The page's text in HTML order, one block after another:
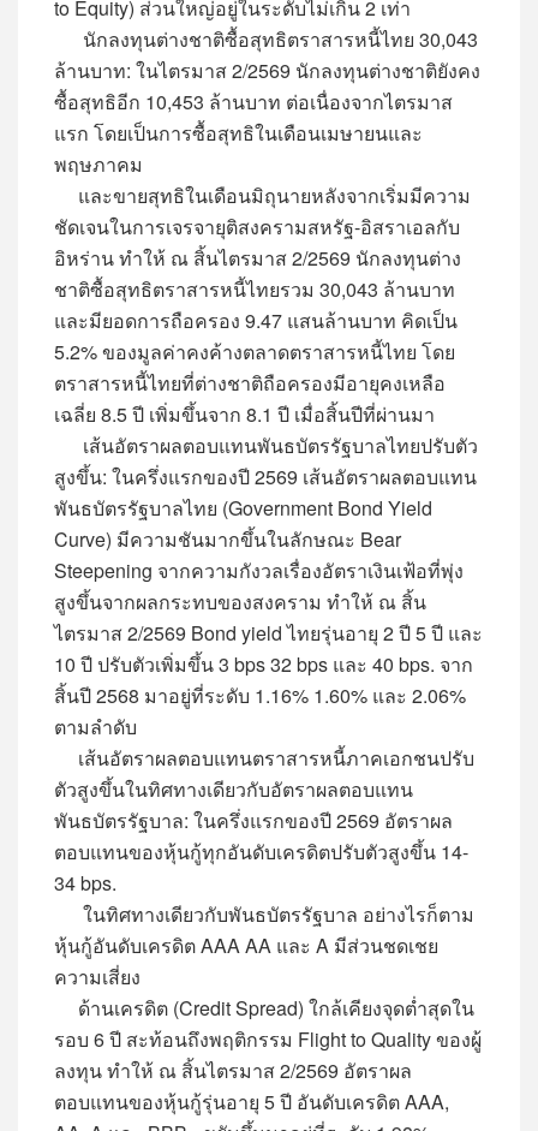
to Equity) ส่วนใหญ่อยู่ในระดับไม่เกิน 2 เท่า
นักลงทุนต่างชาติซื้อสุทธิตราสารหนี้ไทย 30,043
ล้านบาท: ในไตรมาส 2/2569 นักลงทุนต่างชาติยังคง
ซื้อสุทธิอีก 10,453 ล้านบาท ต่อเนื่องจากไตรมาส
แรก โดยเป็นการซื้อสุทธิในเดือนเมษายนและ
พฤษภาคม
และขายสุทธิในเดือนมิถุนายหลังจากเริ่มมีความ
ชัดเจนในการเจรจายุติสงครามสหรัฐ-อิสราเอลกับ
อิหร่าน ทำให้ ณ สิ้นไตรมาส 2/2569 นักลงทุนต่าง
ชาติซื้อสุทธิตราสารหนี้ไทยรวม 30,043 ล้านบาท
และมียอดการถือครอง 9.47 แสนล้านบาท คิดเป็น
5.2% ของมูลค่าคงค้างตลาดตราสารหนี้ไทย โดย
ตราสารหนี้ไทยที่ต่างชาติถือครองมีอายุคงเหลือ
เฉลี่ย 8.5 ปี เพิ่มขึ้นจาก 8.1 ปี เมื่อสิ้นปีที่ผ่านมา
เส้นอัตราผลตอบแทนพันธบัตรรัฐบาลไทยปรับตัว
สูงขึ้น: ในครึ่งแรกของปี 2569 เส้นอัตราผลตอบแทน
พันธบัตรรัฐบาลไทย (Government Bond Yield
Curve) มีความชันมากขึ้นในลักษณะ Bear
Steepening จากความกังวลเรื่องอัตราเงินเฟ้อที่พุ่ง
สูงขึ้นจากผลกระทบของสงคราม ทำให้ ณ สิ้น
ไตรมาส 2/2569 Bond yield ไทยรุ่นอายุ 2 ปี 5 ปี และ
10 ปี ปรับตัวเพิ่มขึ้น 3 bps 32 bps และ 40 bps. จาก
สิ้นปี 2568 มาอยู่ที่ระดับ 1.16% 1.60% และ 2.06%
ตามลำดับ
เส้นอัตราผลตอบแทนตราสารหนี้ภาคเอกชนปรับ
ตัวสูงขึ้นในทิศทางเดียวกับอัตราผลตอบแทน
พันธบัตรรัฐบาล: ในครึ่งแรกของปี 2569 อัตราผล
ตอบแทนของหุ้นกู้ทุกอันดับเครดิตปรับตัวสูงขึ้น 14-
34 bps.
ในทิศทางเดียวกับพันธบัตรรัฐบาล อย่างไรก็ตาม
หุ้นกู้อันดับเครดิต AAA AA และ A มีส่วนชดเชย
ความเสี่ยง
ด้านเครดิต (Credit Spread) ใกล้เคียงจุดต่ำสุดใน
รอบ 6 ปี สะท้อนถึงพฤติกรรม Flight to Quality ของผู้
ลงทุน ทำให้ ณ สิ้นไตรมาส 2/2569 อัตราผล
ตอบแทนของหุ้นกู้รุ่นอายุ 5 ปี อันดับเครดิต AAA,